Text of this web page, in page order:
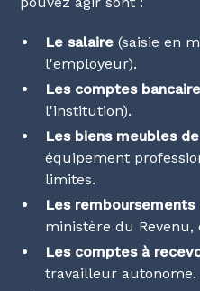
Le salaire (saisie en
l'employeur).
Les comptes
l'institution).
Les biens meubles
équipement
limites.
Les
ministère du Revenu,
Les comptes à
travailleur autonome.